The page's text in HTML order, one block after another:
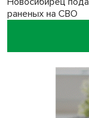
раненых на СВО